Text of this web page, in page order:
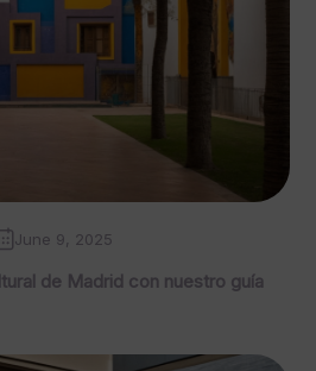
June 9, 2025
de Madrid con nuestro guía